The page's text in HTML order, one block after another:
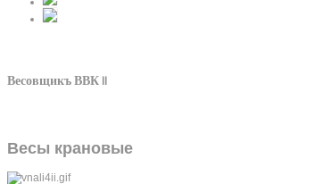
Весовщикъ ВВК II
Весы крановые